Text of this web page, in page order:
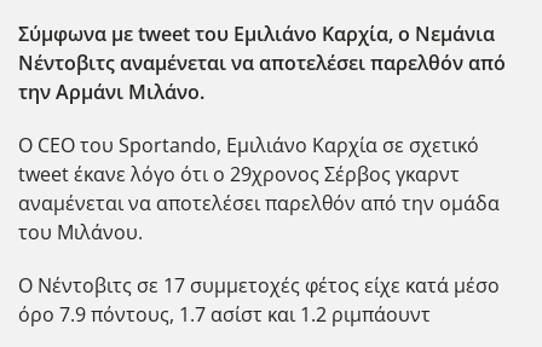
Σύμφωνα με tweet του Εμιλιάνο Καρχία, ο Νεμάνια
Νέντοβιτς αναμένεται να αποτελέσει παρελθόν από
την Αρμάνι Μιλάνο.
Ο CEO του Sportando, Εμιλιάνο Καρχία σε σχετικό
tweet έκανε λόγο ότι ο 29χρονος Σέρβος γκαρντ
αναμένεται να αποτελέσει παρελθόν από την ομάδα
του Μιλάνου.
Ο Νέντοβιτς σε 17 συμμετοχές φέτος είχε κατά μέσο
όρο 7.9 πόντους, 1.7 ασίστ και 1.2 ριμπάουντ